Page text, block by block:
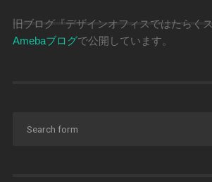
イ
ブ
旧ブログ『デザインオフィスではたらく
Amebaブログで公開しています。